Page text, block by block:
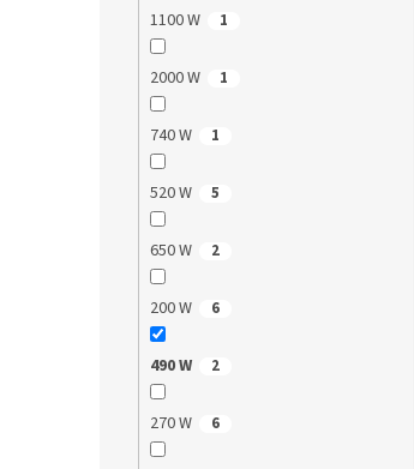
1100 W 1
2000 W 1
740 W 1
520 W 5
650 W 2
200 W 6
490 W 2
270 W 6